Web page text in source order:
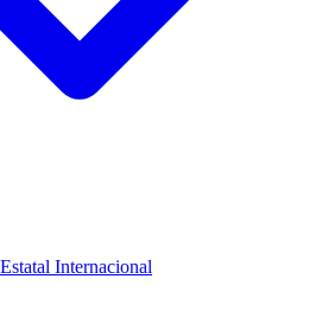
Estatal Internacional